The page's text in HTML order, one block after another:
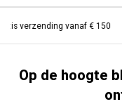
verzending vanaf € 150
Op de hoogte